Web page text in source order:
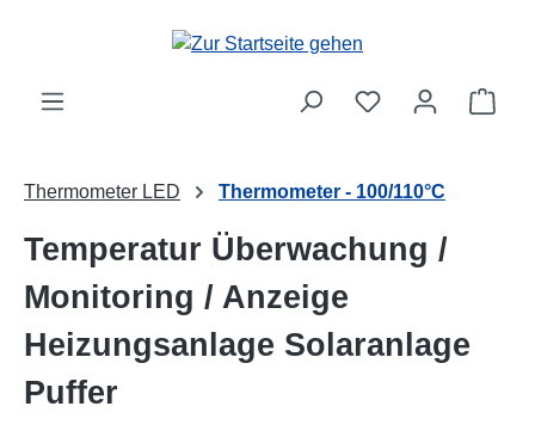
Zum Hauptinhalt springen
Thermometer LED Thermometer - 100/110°C
Temperatur Überwachung /
Monitoring / Anzeige
Heizungsanlage Solaranlage
Puffer